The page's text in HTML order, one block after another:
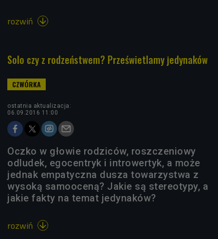
rozwiń 
Solo czy z rodzeństwem? Prześwietlamy jedynaków
ostatnia aktualizacja:
06.09.2016 11:00
Oczko w głowie rodziców, roszczeniowy
odludek, egocentryk i introwertyk, a może
jednak empatyczna dusza towarzystwa z
wysoką samooceną? Jakie są stereotypy, a
jakie fakty na temat jedynaków?
rozwiń 